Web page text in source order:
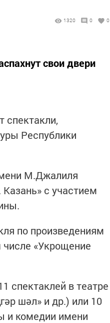
1320 0 0
свои двери
спектакли,
Республики
М.Джалиля
с участием
по произведениям
числе «Укрощение
спектаклей в театре
шәл» и др.) или 10
и комедии имени